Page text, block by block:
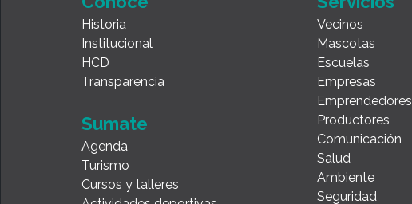
Historia
Institucional
HCD
Transparencia
Sumate
Agenda
Turismo
Cursos y talleres
Vecinos
Mascotas
Escuelas
Empresas
Emprendedores
Productores
Comunicación
Salud
Ambiente
Seguridad